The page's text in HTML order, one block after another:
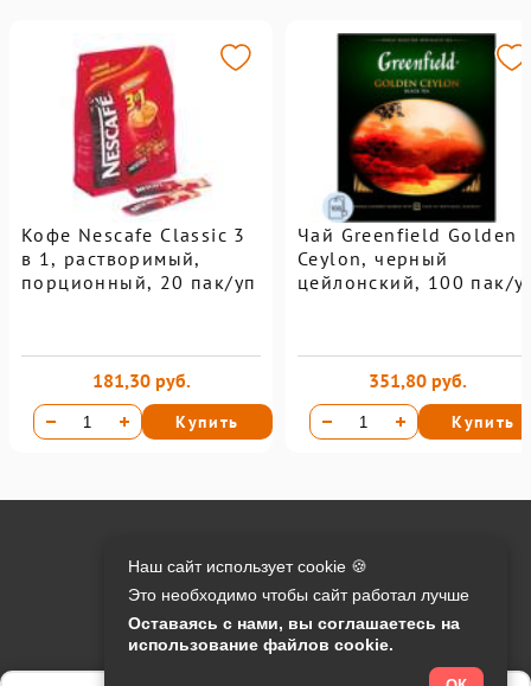
Кофе Nescafe Classic 3
в 1, растворимый,
порционный, 20 пак/уп
181,30 руб.
Купить
Чай Greenfield Golden
Ceylon, черный
цейлонский, 100 пак/
351,80 руб.
Купить
Контакты:
info@o-manager.ru
Онлайн оплата на сайте:
Наш сайт использует cookie 🍪
Это необходимо чтобы сайт работал лучше
Оставаясь с нами, вы соглашаетесь на
использование файлов cookie.